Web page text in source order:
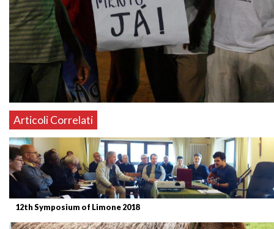
Articoli Correlati
12th Symposium of Limone 2018